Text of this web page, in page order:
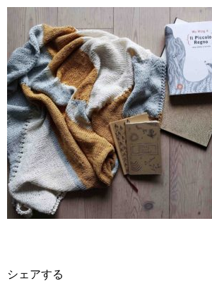
シェアする
BLOG
CONTACT
Mole &Otter`s Tinyhouse Hotel